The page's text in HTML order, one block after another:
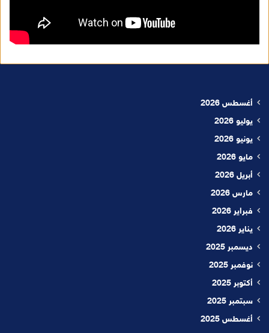
أغسطس 2026
يوليو 2026
يونيو 2026
مايو 2026
أبريل 2026
مارس 2026
فبراير 2026
يناير 2026
ديسمبر 2025
نوفمبر 2025
أكتوبر 2025
سبتمبر 2025
أغسطس 2025